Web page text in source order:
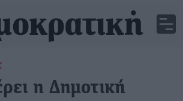
η Δημοτική